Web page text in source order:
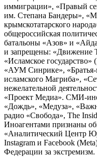
иммиграции», «Правый
им. Степана Бандеры»,
крымскотатарского
общероссийская
батальоны «Азов» и
и запрещены: «Движение
«Исламское
«АУМ Синрике», «Братья-
исламского Магриба»,
нежелательной
«Проект Медиа». СМИ-
«Дождь», «Медуза»,
радио «Свобода», The
Иноагентами признаны
«Аналитический Центр
Instagram и Facebook
Федерации за экстремизм.